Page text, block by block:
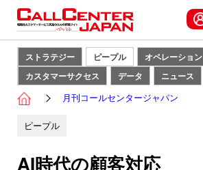
ストラテジー ピープル オペレーション
カスタマーサクセス
データ ニュース
月刊コールセンタージャパン
ピープル
AI時代の顧客対応